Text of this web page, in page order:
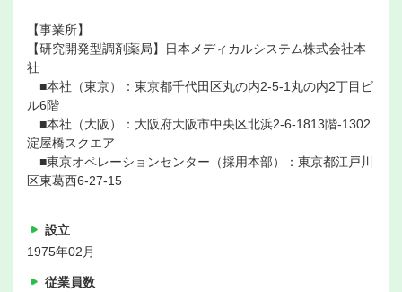
【事業所】
【研究開発型調剤薬局】日本メディカルシステム株式会社本
社
■本社（東京）：東京都千代田区丸の内2-5-1丸の内2丁目ビ
ル6階
■本社（大阪）：大阪府大阪市中央区北浜2-6-1813階-1302
淀屋橋スクエア
■東京オペレーションセンター（採用本部）：東京都江戸川
区東葛西6-27-15
設立
1975年02月
従業員数